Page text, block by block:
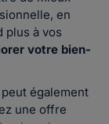
en
plus à vos
votre bien-
également
une offre